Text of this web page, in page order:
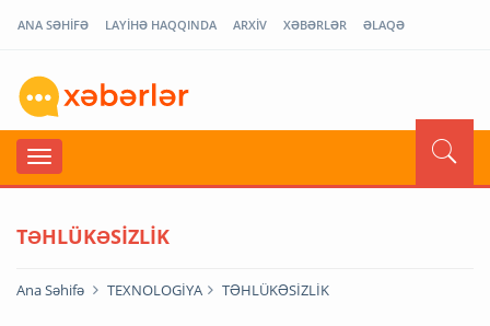
ANA SƏHİFƏ LAYİHƏ HAQQINDA ARXİV XƏBƏRLƏR ƏLAQƏ
TƏHLÜKƏSİZLİK
Ana Səhifə TEXNOLOGİYA TƏHLÜKƏSİZLİK